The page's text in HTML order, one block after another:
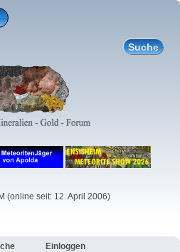
(online seit: 12. April 2006)
Einloggen